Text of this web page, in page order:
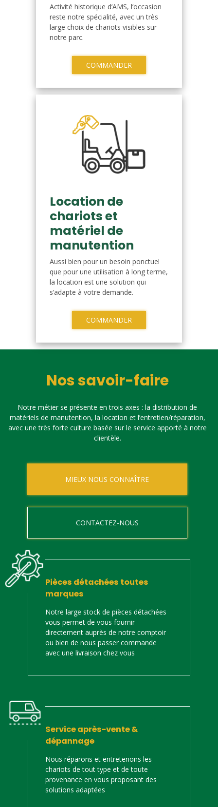
Activité historique d’AMS, l’occasion
reste notre spécialité, avec un très
large choix de chariots visibles sur
notre parc.
COMMANDER
Location de
chariots et
matériel de
manutention
Aussi bien pour un besoin ponctuel
que pour une utilisation à long terme,
la location est une solution qui
s’adapte à votre demande.
COMMANDER
Nos savoir-faire
Notre métier se présente en trois axes : la distribution de
matériels de manutention, la location et l’entretien/réparation,
avec une très forte culture basée sur le service apporté à notre
clientèle.
MIEUX NOUS CONNAÎTRE
CONTACTEZ-NOUS
Pièces détachées toutes
marques
Notre large stock de pièces détachées
vous permet de vous fournir
directement auprès de notre comptoir
ou bien de nous passer commande
avec une livraison chez vous
Service après-vente &
dépannage
Nous réparons et entretenons les
chariots de tout type et de toute
provenance en vous proposant des
solutions adaptées